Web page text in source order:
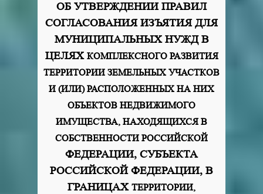
ОБ УТВЕРЖДЕНИИ ПРАВИЛ
СОГЛАСОВАНИЯ ИЗЪЯТИЯ ДЛЯ
МУНИЦИПАЛЬНЫХ НУЖД В
ЦЕЛЯХ КОМПЛЕКСНОГО РАЗВИТИЯ
ТЕРРИТОРИИ ЗЕМЕЛЬНЫХ УЧАСТКОВ
И (ИЛИ) РАСПОЛОЖЕННЫХ НА НИХ
ОБЪЕКТОВ НЕДВИЖИМОГО
ИМУЩЕСТВА, НАХОДЯЩИХСЯ В
СОБСТВЕННОСТИ РОССИЙСКОЙ
ФЕДЕРАЦИИ, СУБЪЕКТА
РОССИЙСКОЙ ФЕДЕРАЦИИ, В
ГРАНИЦАХ ТЕРРИТОРИИ,